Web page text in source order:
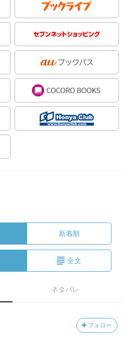
新着順
全文
ネタバレ
フォロー